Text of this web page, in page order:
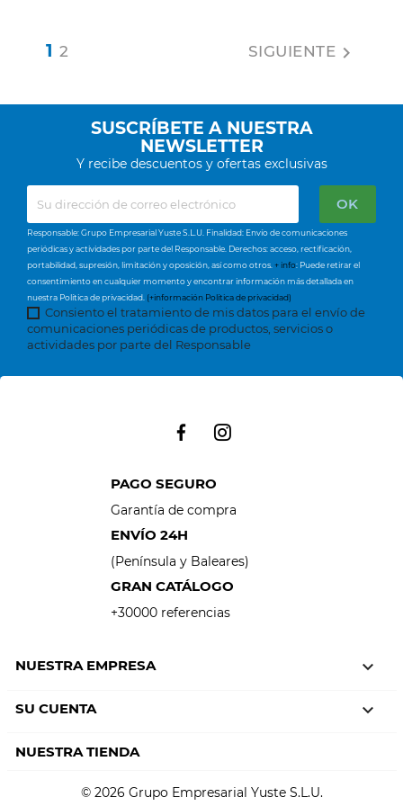
12 SIGUIENTE 
SUSCRÍBETE A NUESTRA
NEWSLETTER
Y recibe descuentos y ofertas exclusivas
Responsable: Grupo Empresarial Yuste S.L.U. Finalidad: Envío de comunicaciones
periódicas y actividades por parte del Responsable. Derechos: acceso, rectificación,
portabilidad, supresión, limitación y oposición, así como otros. + info: Puede retirar el
consentimiento en cualquier momento y encontrar información más detallada en
nuestra Política de privacidad. (+información Política de privacidad)
Consiento el tratamiento de mis datos para el envío de
comunicaciones periódicas de productos, servicios o
actividades por parte del Responsable
PAGO SEGURO
Garantía de compra
ENVÍO 24H
(Península y Baleares)
GRAN CATÁLOGO
+30000 referencias
NUESTRA EMPRESA 
SU CUENTA 
NUESTRA TIENDA
© 2026 Grupo Empresarial Yuste S.L.U.